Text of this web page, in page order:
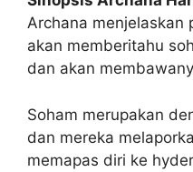
Archana menjelaskan
akan memberitahu
dan akan
Soham merupakan
dan mereka
memapas diri ke